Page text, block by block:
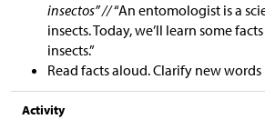
insectos” //“An entomologist is a
insects. Today, we’ll learn some
insects.”
Read facts aloud. Clarify new
Activity